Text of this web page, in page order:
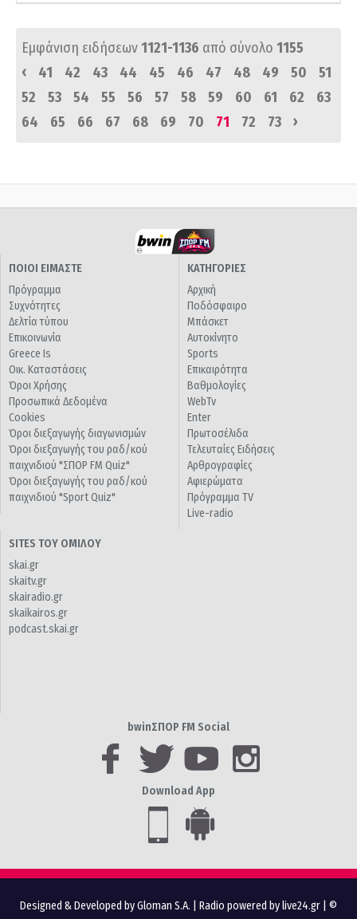
Εμφάνιση ειδήσεων1121-1136 από σύνολο 1155
‹
41 42 43 44 45 46 47 48 49 50
51
52
53 54 55 56 57 58 59 60 61 62
63
64
65 66 67 68 69 70 71 72 73 ›
ΠΟΙΟΙ ΕΙΜΑΣΤΕ
Πρόγραμμα
Συχνότητες
Δελτία τύπου
Επικοινωνία
Greece Is
Οικ. Καταστάσεις
Όροι Χρήσης
Προσωπικά Δεδομένα
Cookies
Όροι διεξαγωγής διαγωνισμών
Όροι διεξαγωγής του ραδ/κού
παιχνιδιού "ΣΠΟΡ FM Quiz"
Όροι διεξαγωγής του ραδ/κού
παιχνιδιού "Sport Quiz"
ΚΑΤΗΓΟΡΙΕΣ
Αρχική
Ποδόσφαιρο
Μπάσκετ
Αυτοκίνητο
Sports
Επικαιρότητα
Βαθμολογίες
WebTv
Enter
Πρωτοσέλιδα
Τελευταίες Ειδήσεις
Αρθρογραφίες
Αφιερώματα
Πρόγραμμα TV
Live-radio
SITES ΤΟΥ ΟΜΙΛΟΥ
skai.gr
skaitv.gr
skairadio.gr
skaikairos.gr
podcast.skai.gr
bwinΣΠΟΡ FM Social
Download App
Designed & Developed by Gloman S.A. Radio powered by live24.gr | ©